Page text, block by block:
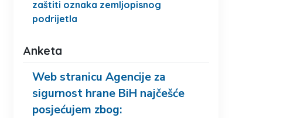
zaštiti oznaka zemljopisnog
podrijetla
Anketa
Web stranicu Agencije za
sigurnost hrane BiH najčešće
posjećujem zbog: